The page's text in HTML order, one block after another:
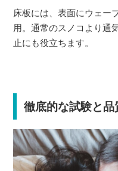
床板には、表面にウェー
用。通常のスノコより通
止にも役立ちます。
徹底的な試験と